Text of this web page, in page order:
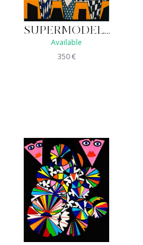
SUPERMODEL....
Available
350€